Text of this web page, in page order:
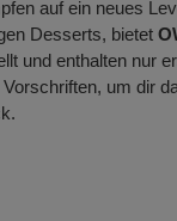
auf ein neues
Desserts, bietet
und enthalten nur
um dir